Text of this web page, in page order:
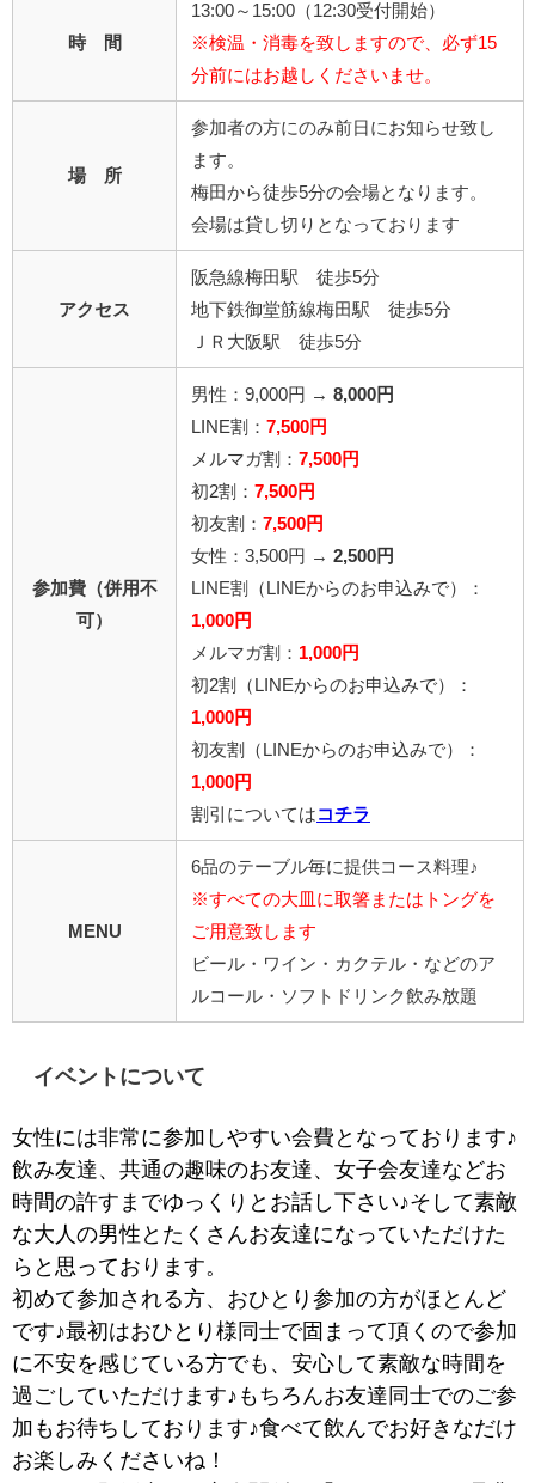
時 間
13:00～15:00（12:30受付開始）
※検温・消毒を致しますので、必ず15
分前にはお越しくださいませ。
場 所
参加者の方にのみ前日にお知らせ致し
ます。
梅田から徒歩5分の会場となります。
会場は貸し切りとなっております
アクセス
阪急線梅田駅 徒歩5分
地下鉄御堂筋線梅田駅 徒歩5分
ＪＲ大阪駅 徒歩5分
参加費（併用不
可）
男性：9,000円 → 8,000円
LINE割： 7,500円
メルマガ割： 7,500円
初2割： 7,500円
初友割： 7,500円
女性：3,500円 → 2,500円
LINE割
（LINEからのお申込みで）
：
1,000円
メルマガ割： 1,000円
初2割（LINEからのお申込みで）：
1,000円
初友割（LINEからのお申込みで）：
1,000円
割引については コチラ
MENU
6品のテーブル毎に提供コース料理♪
※すべての大皿に取箸またはトングを
ご用意致します
ビール・ワイン・カクテル・などのア
ルコール・ソフトドリンク飲み放題
イベントについて
女性には非常に参加しやすい会費となっております♪
飲み友達、共通の趣味のお友達、女子会友達などお
時間の許すまでゆっくりとお話し下さい♪そして素敵
な大人の男性とたくさんお友達になっていただけた
らと思っております。
初めて参加される方、おひとり参加の方がほとんど
です♪最初はおひとり様同士で固まって頂くので参加
に不安を感じている方でも、安心して素敵な時間を
過ごしていただけます♪もちろんお友達同士でのご参
加もお待ちしております♪食べて飲んでお好きなだけ
お楽しみくださいね！